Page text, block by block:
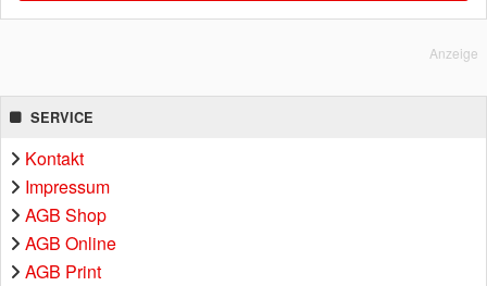
Anzeige
SERVICE
Kontakt
Impressum
AGB Shop
AGB Online
AGB Print